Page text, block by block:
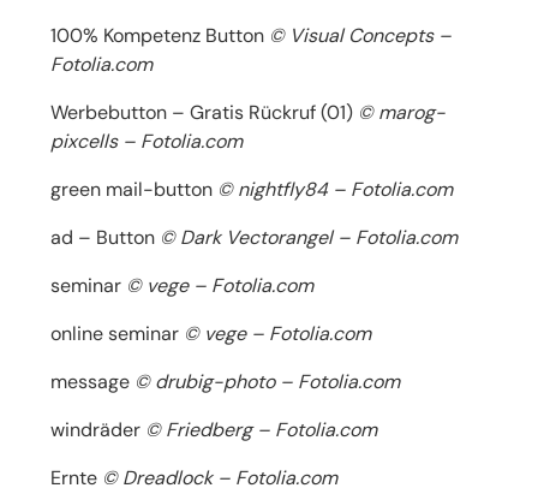
100% Kompetenz Button © Visual Concepts –
Fotolia.com
Werbebutton – Gratis Rückruf (01) © marog-
pixcells – Fotolia.com
green mail-button © nightfly84 – Fotolia.com
ad – Button © Dark Vectorangel – Fotolia.com
seminar © vege – Fotolia.com
online seminar © vege – Fotolia.com
message © drubig-photo – Fotolia.com
windräder © Friedberg – Fotolia.com
Ernte © Dreadlock – Fotolia.com